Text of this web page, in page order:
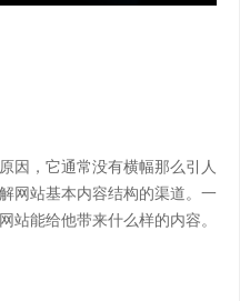
因，它通常没有横幅那么引人
网站基本内容结构的渠道。一
站能给他带来什么样的内容。